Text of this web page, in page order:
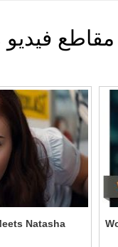
مقاطع فيديو
Natasha